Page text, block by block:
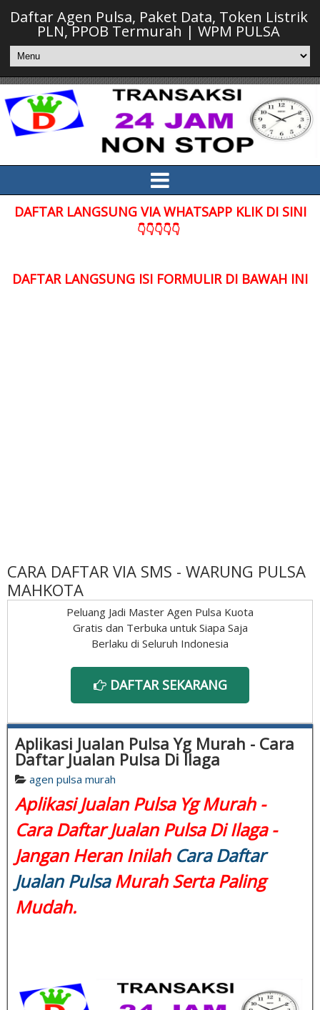
Daftar Agen Pulsa, Paket Data, Token Listrik
PLN, PPOB Termurah | WPM PULSA
DAFTAR LANGSUNG VIA WHATSAPP KLIK DI SINI
👇👇👇👇👇
DAFTAR LANGSUNG ISI FORMULIR DI BAWAH INI
CARA DAFTAR VIA SMS - WARUNG PULSA
MAHKOTA
Peluang Jadi Master Agen Pulsa Kuota
Gratis dan Terbuka untuk Siapa Saja
Berlaku di Seluruh Indonesia
DAFTAR SEKARANG
Aplikasi Jualan Pulsa Yg Murah - Cara
Daftar Jualan Pulsa Di Ilaga
agen pulsa murah
Aplikasi Jualan Pulsa Yg Murah -
Cara Daftar Jualan Pulsa Di Ilaga -
Jangan Heran Inilah Cara Daftar
Jualan PulsaMurah Serta Paling
Mudah.